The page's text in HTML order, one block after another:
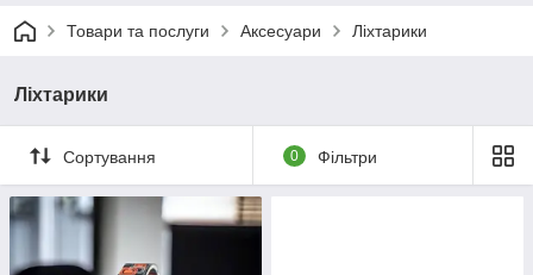
Товари та послуги Аксесуари Ліхтарики
Ліхтарики
Сортування 0 Фільтри